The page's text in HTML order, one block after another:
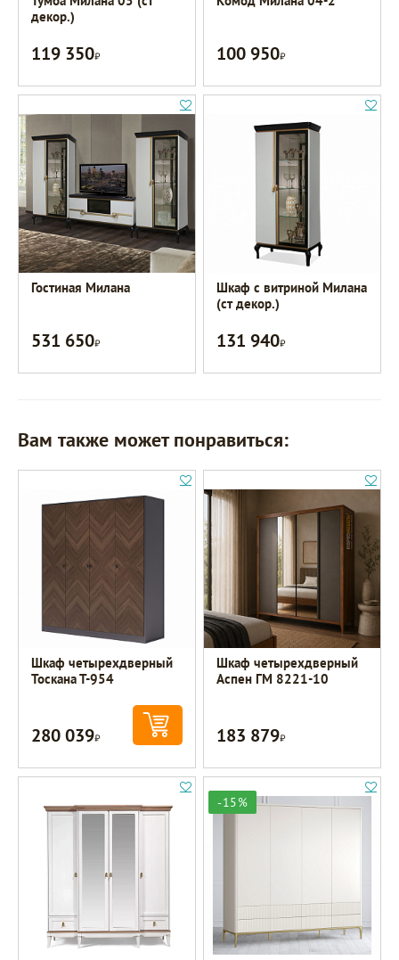
декор.)
119 350Р 100 950Р
Гостиная Милана
531 650Р
Шкаф с витриной Милана
(ст декор.)
131 940Р
Вам также может понравиться:
Шкаф четырехдверный
Тоскана Т-954
280 039Р
Шкаф четырехдверный
Аспен ГМ 8221-10
183 879Р
-15%